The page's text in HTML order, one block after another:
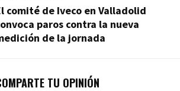
comité de Iveco en Valladolid
paros contra la nueva
de la jornada
TU OPINIÓN